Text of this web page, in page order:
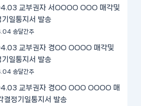
교부권자 서OOOO OOO 매각및
기일통지서 발송
송달간주
교부권자 경OO OOOO 매각및
기일통지서 발송
송달간주
교부권자 경OO OOO OOOO 매
결정기일통지서 발송